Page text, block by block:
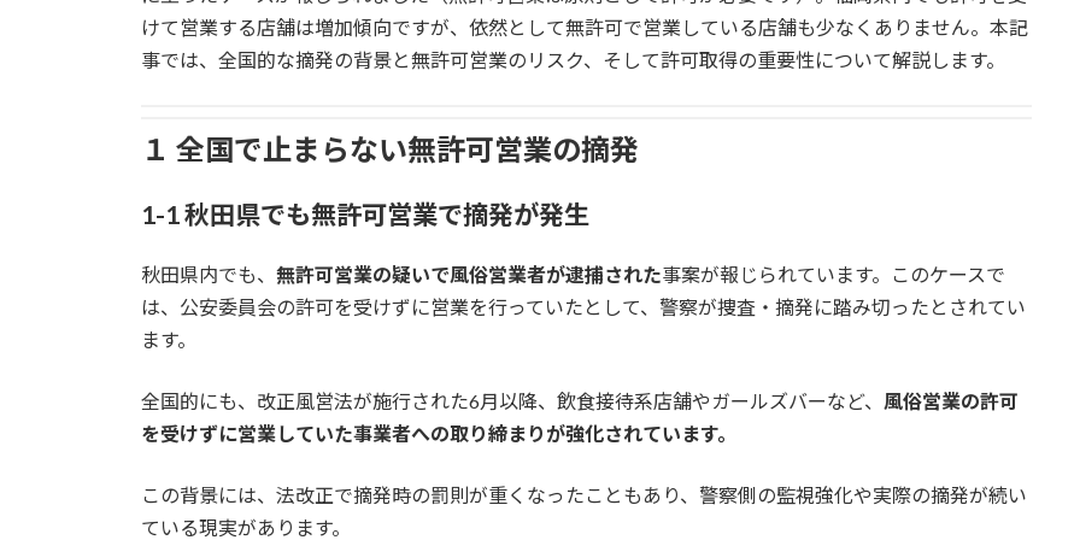
けて営業する店舗は増加傾向ですが、依然として無許可で営業している店舗も少なくありません。本記
事では、全国的な摘発の背景と無許可営業のリスク、そして許可取得の重要性について解説します。
１ 全国で止まらない無許可営業の摘発
1-1 秋田県でも無許可営業で摘発が発生
秋田県内でも、 無許可営業の疑いで風俗営業者が逮捕された事案が報じられています。このケースで
は、公安委員会の許可を受けずに営業を行っていたとして、警察が捜査・摘発に踏み切ったとされてい
ます。
全国的にも、改正風営法が施行された6月以降、飲食接待系店舗やガールズバーなど、 風俗営業の許可
を受けずに営業していた事業者への取り締まりが強化されています。
この背景には、法改正で摘発時の罰則が重くなったこともあり、警察側の監視強化や実際の摘発が続い
ている現実があります。